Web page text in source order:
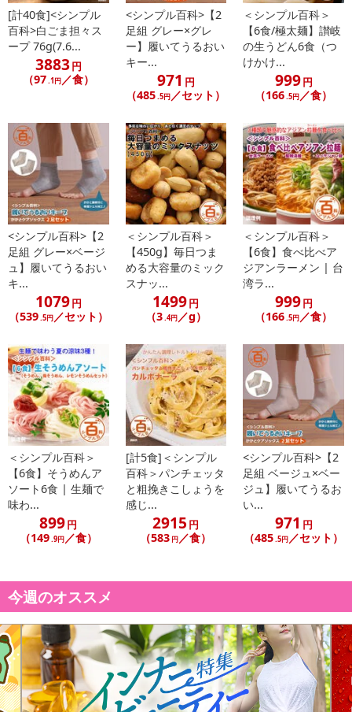
転売等、目的以外での利用が確認された場合は、サービス利用を停
止させていただきます。
発送日カレンダー
休業日
■その他共通および商品カテゴリー別注意事項（※必ずご確認くだ
さい）
[計40食]<シンプル
百科>白ごま担々ス
ープ 76g(7.6...
3883円
（97.1円／食）
<シンプル百科>【2
足組 グレー×グレ
ー】履いてうるおい
キー...
971 円
（485.5円／セット）
＜シンプル百科＞
【6食/極太麺】讃岐
の生うどん6食（つ
けかけ...
999円
（166.5円／食）
<シンプル百科>【2
足組 グレー×ベージ
ュ】履いてうるおい
キ...
1079円
（539.5円／セット）
＜シンプル百科＞
【450g】毎日つま
める大容量のミック
スナッ...
1499円
（3.4円／g）
＜シンプル百科＞
【6食】食べ比べア
ジアンラーメン | 台
湾ラ...
999円
（166.5円／食）
＜シンプル百科＞
【6食】そうめんア
ソート6食 | 生麺で
味わ...
899円
（149.9円／食）
[計5食]＜シンプル
百科＞パンチェッタ
と粗挽きこしょうを
感じ...
2915 円
（583 円 ／食）
<シンプル百科>【2
足組 ベージュ×ベー
ジュ】履いてうるお
い...
971 円
（485.5円 ／セット）
今週のオススメ